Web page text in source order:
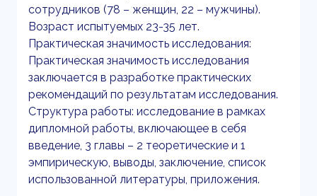
сотрудников (78 – женщин, 22 – мужчины).
Возраст испытуемых 23-35 лет.
Практическая значимость исследования:
Практическая значимость исследования
заключается в разработке практических
рекомендаций по результатам исследования.
Структура работы: исследование в рамках
дипломной работы, включающее в себя
введение, 3 главы – 2 теоретические и 1
эмпирическую, выводы, заключение, список
использованной литературы, приложения.